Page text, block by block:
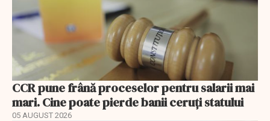
CCR pune frână proceselor pentru salarii mai
mari. Cine poate pierde banii ceruți statului
05 AUGUST 2026